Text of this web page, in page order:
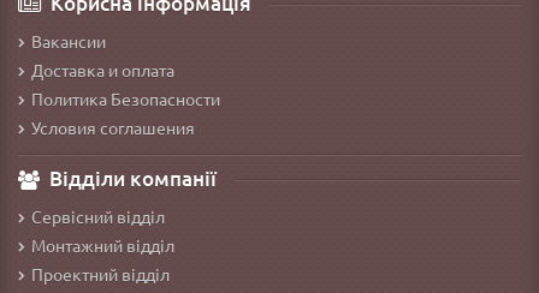
Вакансии
Доставка и оплата
Политика Безопасности
Условия соглашения
Відділи компанії
Сервісний відділ
Монтажний відділ
Проектний відділ